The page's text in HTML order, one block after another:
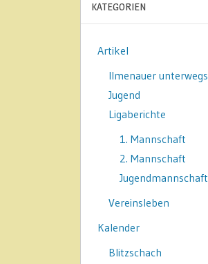
KATEGORIEN
Artikel
Ilmenauer unterwegs
Jugend
Ligaberichte
1. Mannschaft
2. Mannschaft
Jugendmannschaft
Vereinsleben
Kalender
Blitzschach